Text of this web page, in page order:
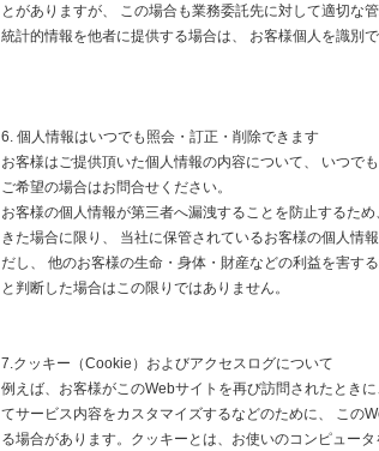
とがありますが、 この場合も業務委託先に対して適切な
統計的情報を他者に提供する場合は、 お客様個人を識別
6. 個人情報はいつでも照会・訂正・削除できます
お客様はご提供頂いた個人情報の内容について、 いつで
ご希望の場合はお問合せください。
お客様の個人情報が第三者へ漏洩することを防止するた
きた場合に限り、 当社に保管されているお客様の個人情
だし、 他のお客様の生命・身体・財産などの利益を害す
と判断した場合はこの限りではありません。
7.クッキー（Cookie）およびアクセスログについて
例えば、お客様がこのWebサイトを再び訪問されたとき
てサービス内容をカスタマイズするなどのために、 この
る場合があります。クッキーとは、お使いのコンピュー